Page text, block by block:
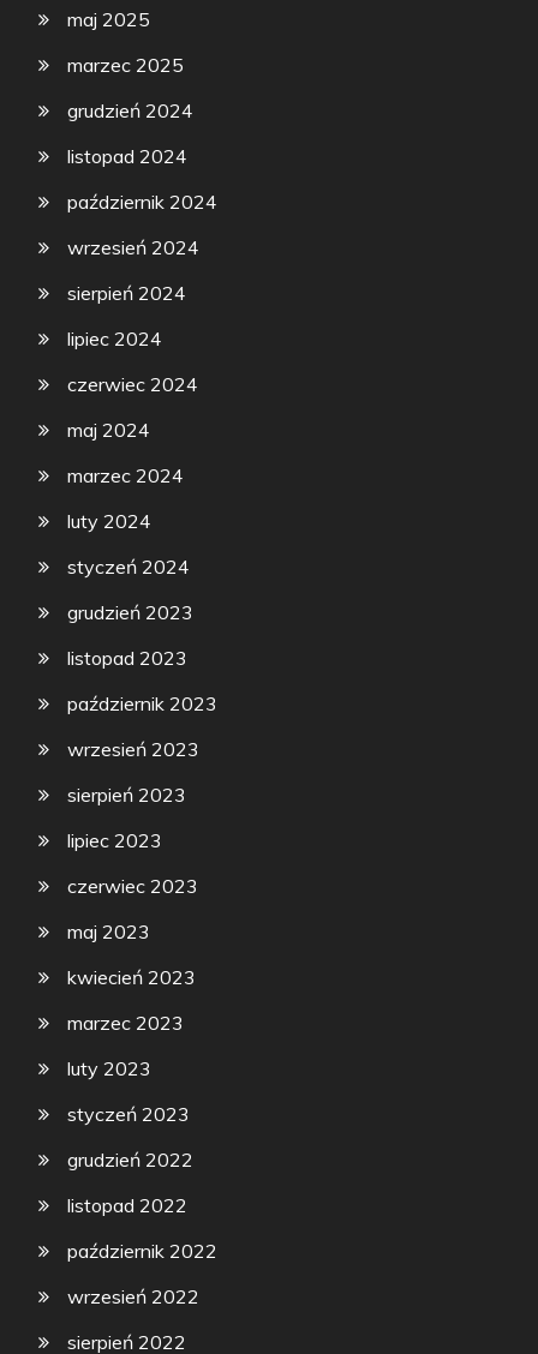
maj 2025
marzec 2025
grudzień 2024
listopad 2024
październik 2024
wrzesień 2024
sierpień 2024
lipiec 2024
czerwiec 2024
maj 2024
marzec 2024
luty 2024
styczeń 2024
grudzień 2023
listopad 2023
październik 2023
wrzesień 2023
sierpień 2023
lipiec 2023
czerwiec 2023
maj 2023
kwiecień 2023
marzec 2023
luty 2023
styczeń 2023
grudzień 2022
listopad 2022
październik 2022
wrzesień 2022
sierpień 2022